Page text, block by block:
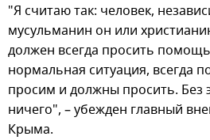
"Я считаю так: человек,
мусульманин он или
должен всегда просить
нормальная ситуация, всегда
просим и должны просить. Без
ничего", – убежден главный
Крыма.